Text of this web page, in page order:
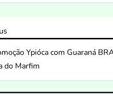
Ypióca com Guaraná
do Marfim